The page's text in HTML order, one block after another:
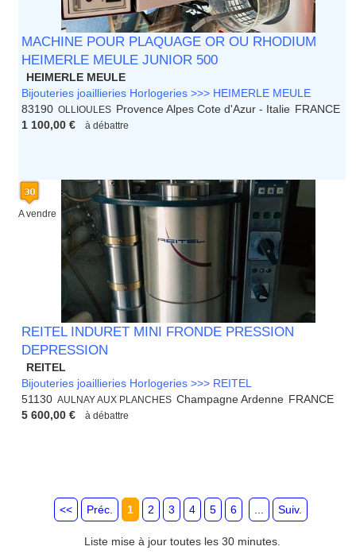
MACHINE POUR PLAQUAGE OR OU RHODIUM
HEIMERLE MEULE JUNIOR 500
HEIMERLE MEULE
Bijouteries joaillieries Horlogeries >>> HEIMERLE MEULE
83190 OLLIOULES Provence Alpes Cote d'Azur - Italie FRANCE
1 100,00 €
à débattre
A vendre
REITEL INDURET MINI FRONDE PRESSION
DEPRESSION
REITEL
Bijouteries joaillieries Horlogeries >>> REITEL
51130 AULNAY AUX PLANCHES Champagne Ardenne FRANCE
5 600,00 €
à débattre
<< Préc. 1 2 3 4 5 6 ... Suiv.
Liste mise à jour toutes les 30 minutes.